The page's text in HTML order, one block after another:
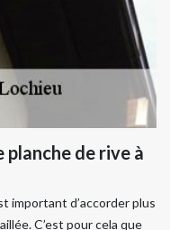
planche de rive à
important d’accorder plus
C’est pour cela que